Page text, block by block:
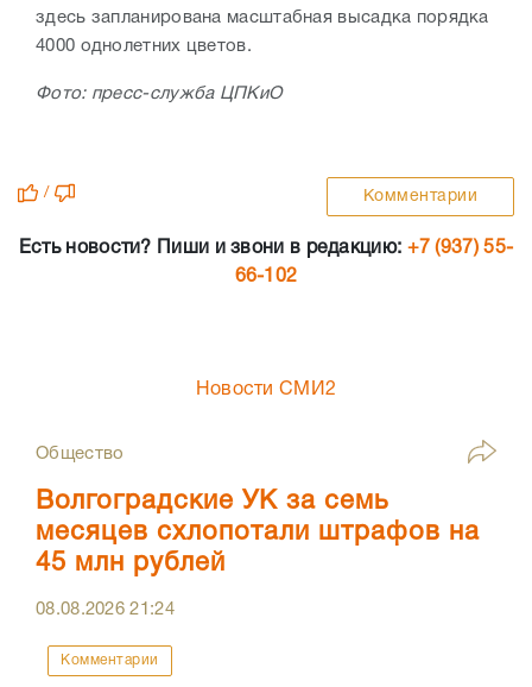
здесь запланирована масштабная высадка порядка
4000 однолетних цветов.
Фото: пресс-служба ЦПКиО
/ Комментарии
Есть новости? Пиши и звони в редакцию: +7 (937) 55-
66-102
Новости СМИ2
Общество
Волгоградские УК за семь
месяцев схлопотали штрафов на
45 млн рублей
08.08.202621:24
Комментарии